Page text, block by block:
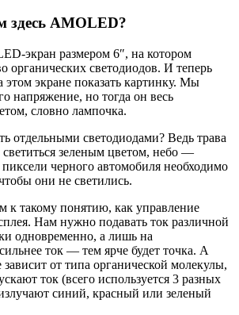
здесь AMOLED?
экран размером 6″, на котором
органических светодиодов. И теперь
экране показать картинку. Мы
напряжение, но тогда он весь
словно лампочка.
отдельными светодиодами? Ведь трава
зеленым цветом, небо —
черного автомобиля необходимо
они не светились.
к такому понятию, как управление
Нам нужно подавать ток различной
одновременно, а лишь на
ток — тем ярче будет точка. А
от типа органической молекулы,
ток (всего используется 3 разных
синий, красный или зеленый